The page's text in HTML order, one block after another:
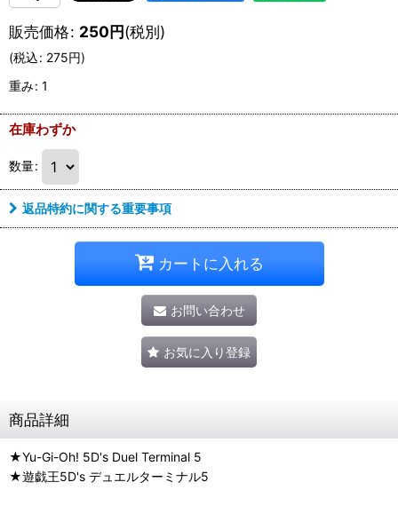
販売価格: 250円(税別)
(税込: 275円)
重み: 1
在庫わずか
数量:
返品特約に関する重要事項
カートに入れる
お問い合わせ
お気に入り登録
商品詳細
★Yu-Gi-Oh! 5D's Duel Terminal 5
★遊戯王5D's デュエルターミナル5